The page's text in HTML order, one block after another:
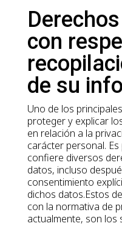
con
de su
Uno de los
proteger y explicar
en relación a la
carácter personal.
confiere diversos
datos, incluso
consentimiento
dichos datos.Estos
con la normativa de
actualmente, son los